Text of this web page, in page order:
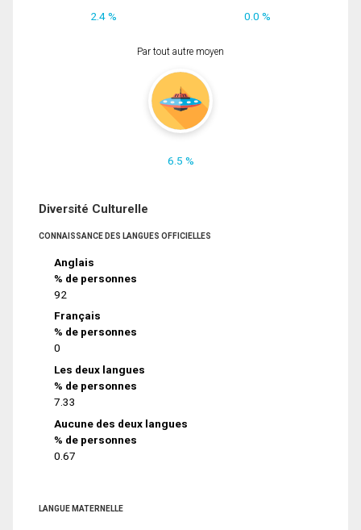
2.4 % 0.0 %
Par tout autre moyen
6.5 %
Diversité Culturelle
CONNAISSANCE DES LANGUES OFFICIELLES
Anglais
% de personnes
92
Français
% de personnes
0
Les deux langues
% de personnes
7.33
Aucune des deux langues
% de personnes
0.67
LANGUE MATERNELLE